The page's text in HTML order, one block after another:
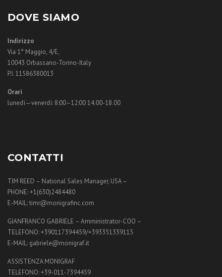
DOVE SIAMO
Indirizzo
Via 1° Maggio, 4/E,
10043 Orbassano-Torino-Italy
P.I. 11586380013
Orari
lunedì—venerdì: 8:00–12:00 14.00-18.00
CONTATTI
TIM REED – National Sales Manager, USA –
PHONE: +1(630)2484480
E-MAIL: timr@monigrafinc.com
GIANFRANCO GABRIELE – Amministrator-COO –
TELEFONO: +390117394459/+393351339115
E-MAIL: gabriele@monigraf.it
ASSISTENZA MONIGRAF
TELEFONO: +39-011-7394459